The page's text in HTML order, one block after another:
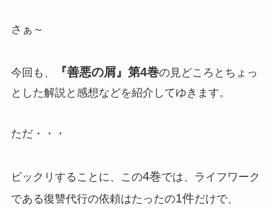
さぁ～
今回も、 『善悪の屑』第4巻の見どころとちょっ
とした解説と感想などを紹介してゆきます。
ただ・・・
ビックリすることに、この4巻では、ライフワーク
である復讐代行の依頼はたったの1件だけで、